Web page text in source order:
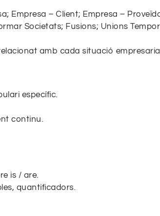
Empresa – Client; Empresa –
Societats; Fusions; Unions
amb cada situació
específic.
continu.
is / are.
quantificadors.